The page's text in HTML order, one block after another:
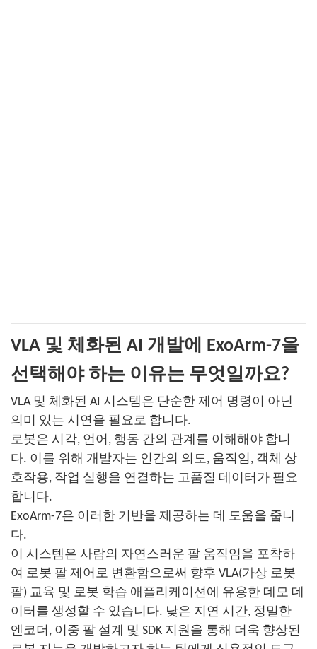
VLA 및 체화된 AI 개발에 ExoArm-7을
선택해야 하는 이유는 무엇일까요?
VLA 및 체화된 AI 시스템은 단순한 제어 명령이 아닌
의미 있는 시연을 필요로 합니다.
로봇은 시각, 언어, 행동 간의 관계를 이해해야 합니
다. 이를 위해 개발자는 인간의 의도, 움직임, 객체 상
호작용, 작업 실행을 연결하는 고품질 데이터가 필요
합니다.
ExoArm-7은 이러한 기반을 제공하는 데 도움을 줍니
다.
이 시스템은 사람의 자연스러운 팔 움직임을 포착하
여 로봇 팔 제어로 변환함으로써 향후 VLA(가상 로봇
팔) 교육 및 로봇 학습 애플리케이션에 유용한 데모 데
이터를 생성할 수 있습니다. 낮은 지연 시간, 정밀한
엔코더, 이중 팔 설계 및 SDK 지원을 통해 더욱 향상된